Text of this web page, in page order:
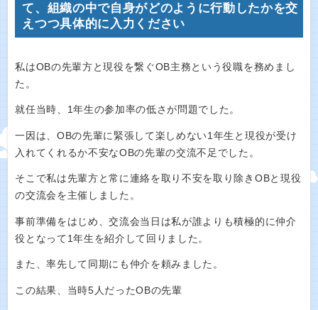
て、組織の中で自身がどのように行動したかを交
えつつ具体的に入力ください
私はOBの先輩方と現役を繋ぐOB主務という役職を務めまし
た。
就任当時、1年生の参加率の低さが問題でした。
一因は、OBの先輩に緊張して楽しめない1年生と現役が受け
入れてくれるか不安なOBの先輩の交流不足でした。
そこで私は先輩方と常に連絡を取り不安を取り除きOBと現役
の交流会を主催しました。
事前準備をはじめ、交流会当日は私が誰よりも積極的に仲介
役となって1年生を紹介して回りました。
また、率先して同期にも仲介を頼みました。
この結果、当時5人だったOBの先輩